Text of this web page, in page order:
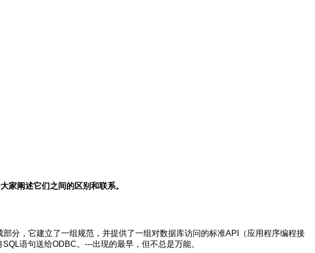
家阐述它们之间的区别和联系。
分，它建立了一组规范，并提供了一组对数据库访问的标准API（应用程序编程接
语句送给ODBC。---出现的最早，但不总是万能。